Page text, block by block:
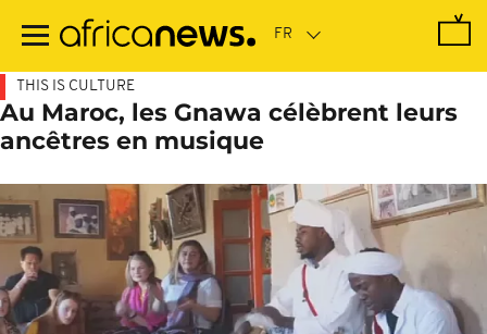
contenu
THIS IS CULTURE
Au Maroc, les Gnawa célèbrent leurs
ancêtres en musique